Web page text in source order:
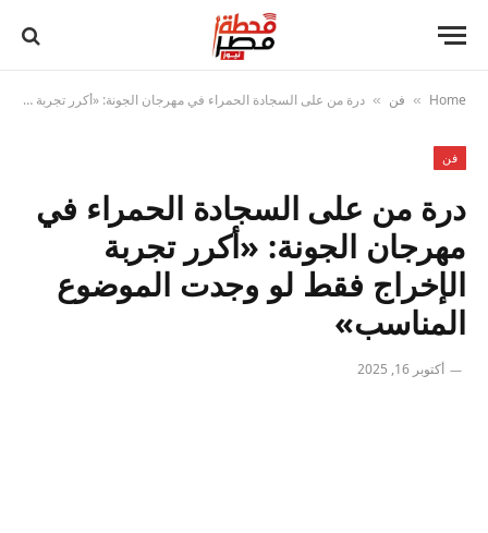
Home
» فن » درة من على السجادة الحمراء في مهرجان الجونة: «أكرر تجربة الإخراج فقط لو وجدت الموضوع المناسب»
فن
درة من على السجادة الحمراء في
مهرجان الجونة: «أكرر تجربة
الإخراج فقط لو وجدت الموضوع
المناسب»
أكتوبر 16, 2025